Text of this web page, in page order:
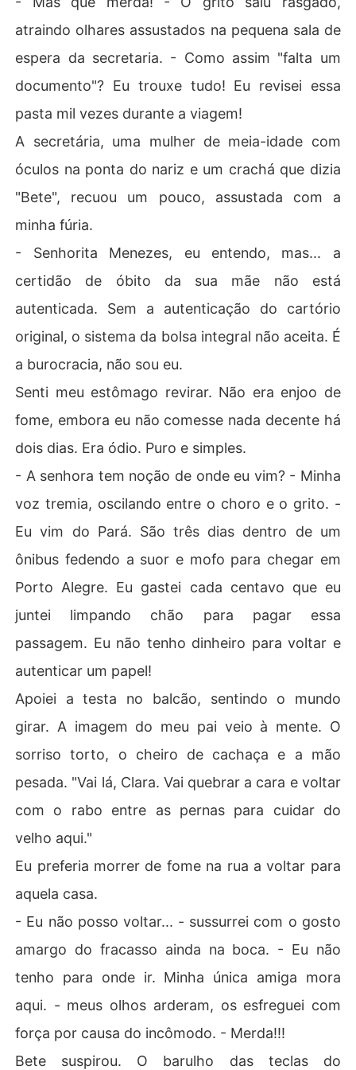
e Submissão), onde a entrega é a lei e Adrian é o Deus.
A obsessão de Adrian por Clara é instintiva e selvagem.
A inocência dela, somada ao corpo que o leva à loucur
a, torna-se uma tentação proibida que rompe seu autoc
ontrole.
O que Clara não pode conceber é que ela já está presa:
Adrian não é apenas seu patrão. Ele é o Imperador, o do
no absoluto do Ambrosia Club.
Ele é o Senhor do dia e o Mestre da noite. É dono da ca
sa onde ela trabalha. É dono do clube onde ela se esco
nde. E agora, ele desencadeará uma guerra consigo me
smo e com o mundo para ser o dono do corpo, da alma
e da vida dela.
uem será o primeiro a quebrar: o Imperador do Controle,
ou a babá que jurou jamais se curvar?
atraindo olhares assustados na pequena sala de
espera da secretaria. - Como assim "falta um
documento"? Eu trouxe tudo! Eu revisei essa
pasta mil vezes durante a viagem!
A secretária, uma mulher de meia-idade com
óculos na ponta do nariz e um crachá que dizia
"Bete", recuou um pouco, assustada com a
minha fúria.
- Senhorita Menezes, eu entendo, mas... a
certidão de óbito da sua mãe não está
autenticada. Sem a autenticação do cartório
original, o sistema da bolsa integral não aceita. É
a burocracia, não sou eu.
Senti meu estômago revirar. Não era enjoo de
fome, embora eu não comesse nada decente há
dois dias. Era ódio. Puro e simples.
- A senhora tem noção de onde eu vim? - Minha
voz tremia, oscilando entre o choro e o grito. -
Eu vim do Pará. São três dias dentro de um
ônibus fedendo a suor e mofo para chegar em
Porto Alegre. Eu gastei cada centavo que eu
juntei limpando chão para pagar essa
passagem. Eu não tenho dinheiro para voltar e
autenticar um papel!
Apoiei a testa no balcão, sentindo o mundo
girar. A imagem do meu pai veio à mente. O
sorriso torto, o cheiro de cachaça e a mão
pesada. "Vai lá, Clara. Vai quebrar a cara e voltar
com o rabo entre as pernas para cuidar do
velho aqui."
Eu preferia morrer de fome na rua a voltar para
aquela casa.
- Eu não posso voltar... - sussurrei com o gosto
amargo do fracasso ainda na boca. - Eu não
tenho para onde ir. Minha única amiga mora
aqui. - meus olhos arderam, os esfreguei com
força por causa do incômodo. - Merda!!!
Bete suspirou. O barulho das teclas do